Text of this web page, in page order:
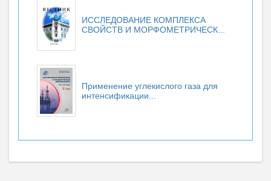
ИССЛЕДОВАНИЕ КОМПЛЕКСА
СВОЙСТВ И МОРФОМЕТРИЧЕСК...
Применение углекислого газа для
интенсификации...